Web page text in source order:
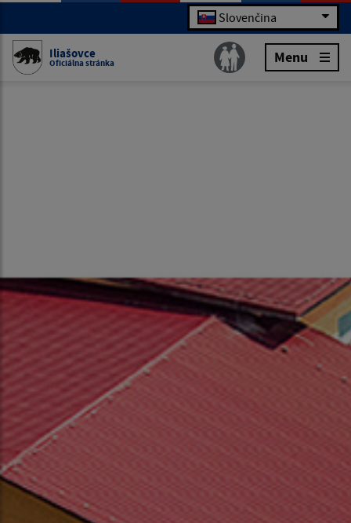
Slovenčina
Iliašovce
Oficiálna stránka Menu